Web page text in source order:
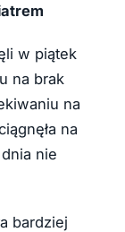
w piątek
na brak
na
na
nie
bardziej